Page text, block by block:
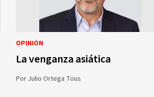
OPINIÓN
La venganza asiática
Por Julio Ortega Tous